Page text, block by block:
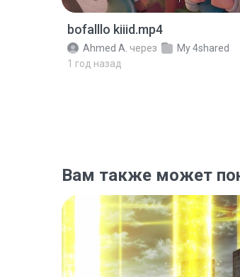
bofalllo kiiid.mp4
Ahmed A. через
My 4shared
1 год назад
Вам также может